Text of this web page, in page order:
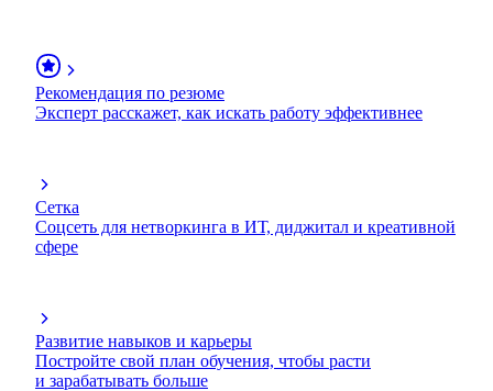
Рекомендация по резюме
Эксперт расскажет, как искать работу эффективнее
Сетка
Соцсеть для нетворкинга в ИТ, диджитал и креативной
сфере
Развитие навыков и карьеры
Постройте свой план обучения, чтобы расти
и зарабатывать больше